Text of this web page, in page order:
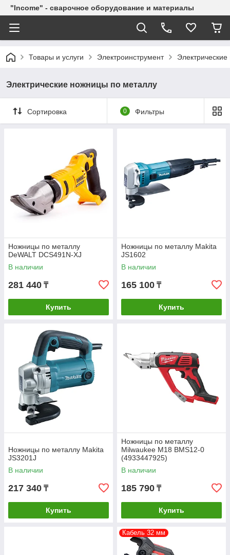
"Income" - сварочное оборудование и материалы
Товары и услуги Электроинструмент
Электрические ножницы по металлу
Сортировка 0 Фильтры
Ножницы по металлу
DeWALT DCS491N-XJ
В наличии
281 440 ₸
Купить
Ножницы по металлу Makita
JS1602
В наличии
165 100 ₸
Купить
Ножницы по металлу Makita
JS3201J
В наличии
217 340 ₸
Купить
Ножницы по металлу
Milwaukee M18 BMS12-0
(4933447925)
В наличии
185 790 ₸
Купить
Кабель 32 мм